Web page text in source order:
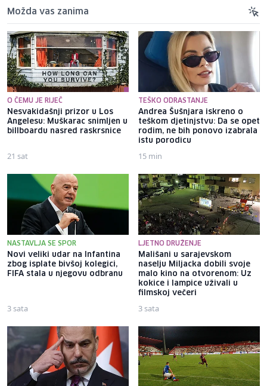
Možda vas zanima
O ČEMU JE RIJEČ
Nesvakidašnji prizor u Los
Angelesu: Muškarac snimljen u
billboardu nasred raskrsnice
21 sat
TEŠKO ODRASTANJE
Andrea Šušnjara iskreno o
teškom djetinjstvu: Da se opet
rodim, ne bih ponovo izabrala
istu porodicu
15 min
NASTAVLJA SE SPOR
Novi veliki udar na Infantina
zbog isplate bivšoj kolegici,
FIFA stala u njegovu odbranu
3 sata
LJETNO DRUŽENJE
Mališani u sarajevskom
naselju Miljacka dobili svoje
malo kino na otvorenom: Uz
kokice i lampice uživali u
filmskoj večeri
3 sata